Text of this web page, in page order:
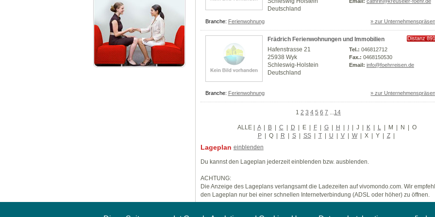
Deutschland
Branche: Ferienwohnung » zur
Frädrich Ferienwohnungen und Immobilien
Distanz
Hafenstrasse 21
25938 Wyk
Schleswig-Holstein
Deutschland
Tel.: 046812712
Fax.: 0468150530
Email: info@foehrreisen.de
Branche: Ferienwohnung » zur
1 2 3 4 5 6 7 14
ALLE| A | B | C | D | E | F | G | H | I | J | K | L | M | N | O
P | Q | R | S | SS | T | U | V | W | X | Y | Z |
Lageplan einblenden
Du kannst den Lageplan jederzeit einblenden bzw. ausblenden.
ACHTUNG:
Die Anzeige des Lageplans verlangsamt die Ladezeiten auf vivomondo.com. Wir
den Lageplan nur bei einer schnellen Internetverbindung (ADSL oder höher) zu öffnen.